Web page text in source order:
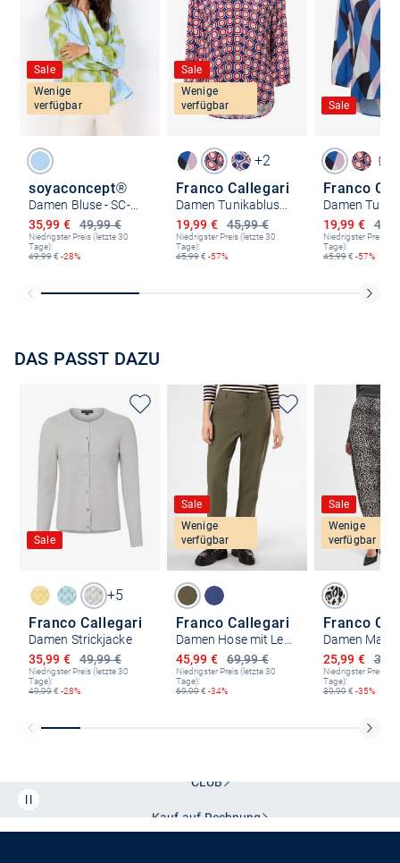
Sale
Wenige
verfügbar
soyaconcept®
Damen Bluse - SC-Cate
49,99 €
Ermäßigter Preis
35,99 €
Niedrigster Preis (letzte 30
Tage):
49,99€ -28%
Sale
Wenige
verfügbar
+2
Franco Callegari
45,99 €
Ermäßigter Preis
19,99 €
Niedrigster Preis (letzte 30
Tage):
45,99€ -57%
Sale
Franco
Ermäßigter
19,99 €
Niedrigster Preis
Tage):
45,99€ -57%
DAS PASST DAZU
Sale
+5
Franco Callegari
Damen Strickjacke
49,99 €
Ermäßigter Preis
35,99 €
Niedrigster Preis (letzte 30
Tage):
49,99€ -28%
Sale
Wenige
verfügbar
Franco Callegari
69,99 €
Ermäßigter Preis
45,99 €
Niedrigster Preis (letzte 30
Tage):
69,99€ -34%
Sale
Wenige
verfügbar
Damen
Ermäßigter
25,99 €
Niedrigster Preis
Tage):
39,99€ -35%
CLUB